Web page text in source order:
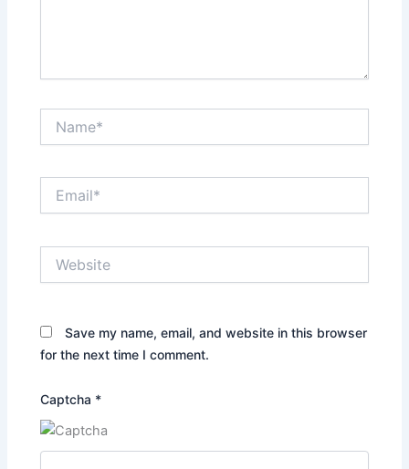
Save my name, email, and website in this browser
for the next time I comment.
Captcha *